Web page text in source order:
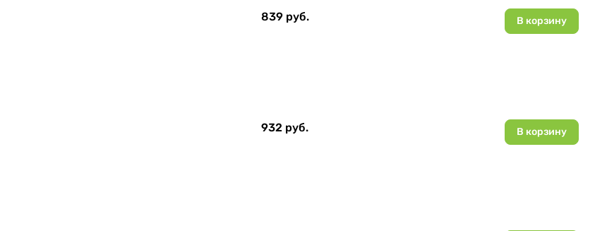
839 руб. В корзину
932 руб. В корзину